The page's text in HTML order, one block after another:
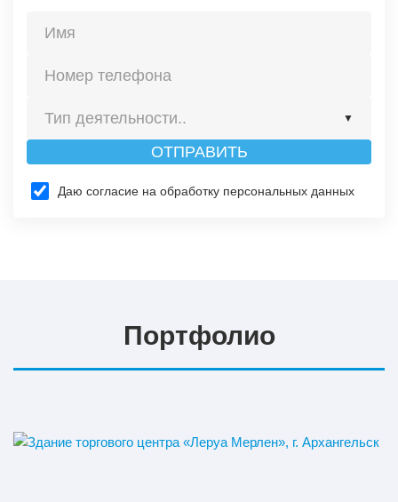
Тип деятельности.. ▼
Строительство
ОТПРАВИТЬ
Даю согласие на обработку персональных данных
Портфолио